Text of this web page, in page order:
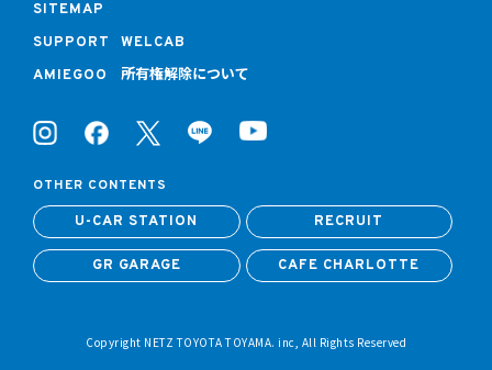
SITEMAP
SUPPORT
WELCAB
AMIEGOO
所有権解除について
OTHER CONTENTS
U-CAR STATION RECRUIT
GR GARAGE CAFE CHARLOTTE
Copyright NETZ TOYOTA TOYAMA. inc, All Rights Reserved